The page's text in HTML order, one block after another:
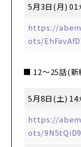
5月3日(月)
https://
ots/
■ 12～25話(新
5月8日(土)
https://
ots/